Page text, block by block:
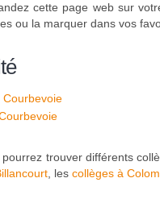
cette page web sur
ou la marquer dans vos
trouver différents
, les collèges à